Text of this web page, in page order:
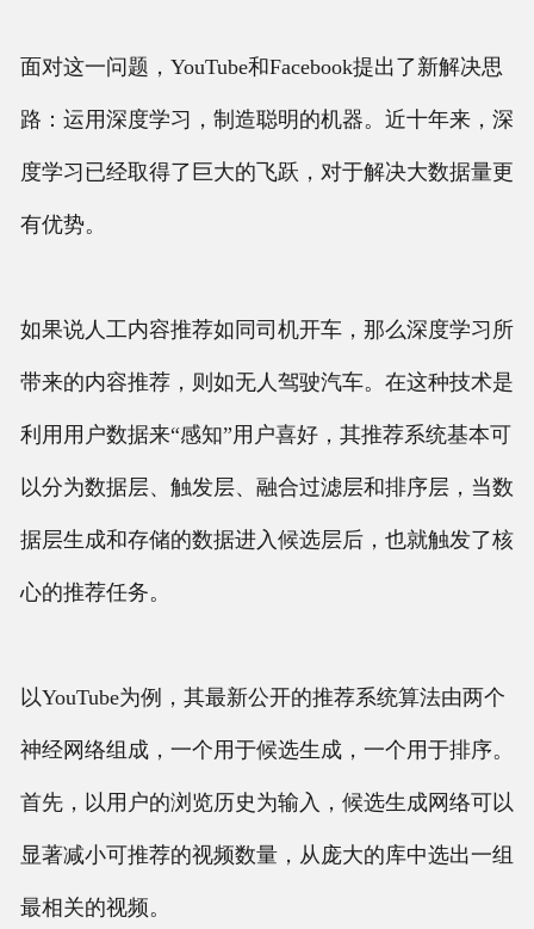
面对这一问题，YouTube和Facebook提出了新解决思
路：运用深度学习，制造聪明的机器。近十年来，深
度学习已经取得了巨大的飞跃，对于解决大数据量更
有优势。
如果说人工内容推荐如同司机开车，那么深度学习所
带来的内容推荐，则如无人驾驶汽车。在这种技术是
利用用户数据来“感知”用户喜好，其推荐系统基本可
以分为数据层、触发层、融合过滤层和排序层，当数
据层生成和存储的数据进入候选层后，也就触发了核
心的推荐任务。
以YouTube为例，其最新公开的推荐系统算法由两个
神经网络组成，一个用于候选生成，一个用于排序。
首先，以用户的浏览历史为输入，候选生成网络可以
显著减小可推荐的视频数量，从庞大的库中选出一组
最相关的视频。